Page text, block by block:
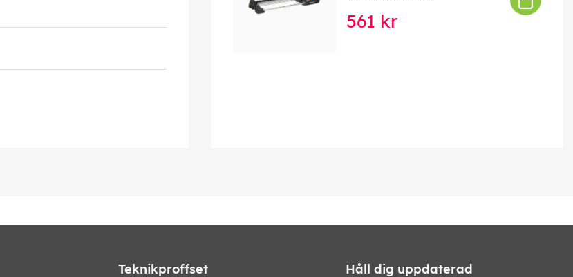
561 kr
Teknikproffset Håll dig uppdaterad